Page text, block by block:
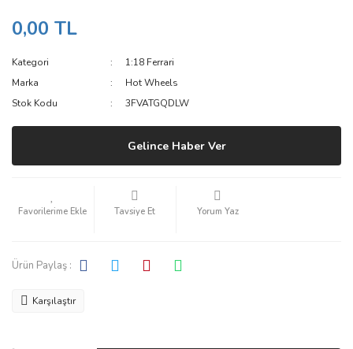
0,00 TL
Kategori
1:18 Ferrari
Marka
Hot Wheels
Stok Kodu
3FVATGQDLW
Gelince Haber Ver
Tavsiye Et Yorum Yaz
Ürün Paylaş :
Karşılaştır